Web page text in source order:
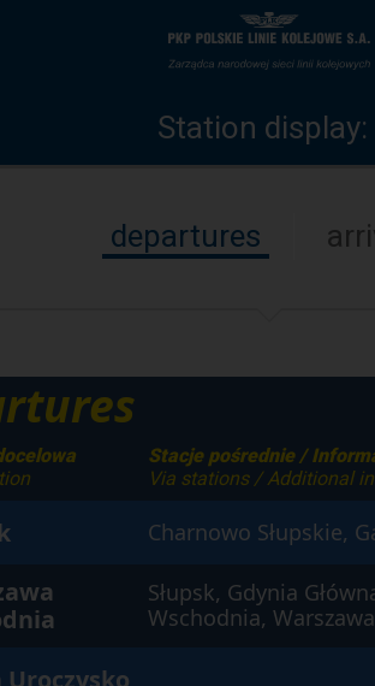
Station
display
Home
page
Station display:
departures
Stacje pośrednie /
Via stations / Additional
Charnowo Słupskie,
Słupsk, Gdynia
Wschodnia,